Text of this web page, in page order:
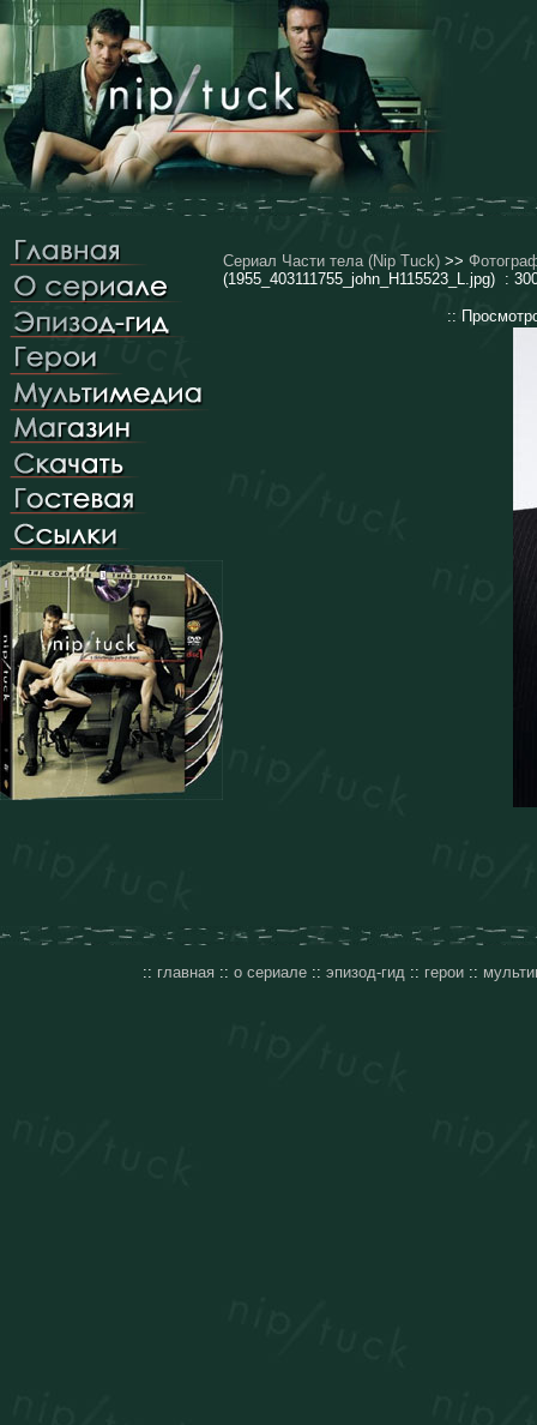
Сериал Части тела (Nip Tuck) >>
(1955_403111755_john_H115523_L.jpg) :
::
:: главная :: о сериале :: эпизод-гид :: герои ::